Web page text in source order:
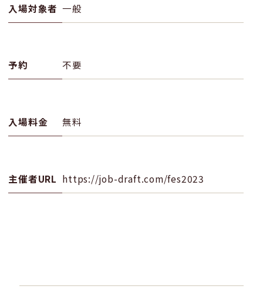
入場対象者 一般
予約 不要
入場料金 無料
主催者URL https://job-draft.com/fes2023